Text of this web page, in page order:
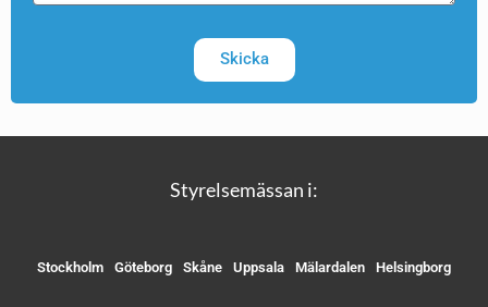
Skicka
Styrelsemässan i:
Stockholm Göteborg Skåne Uppsala Mälardalen Helsingborg